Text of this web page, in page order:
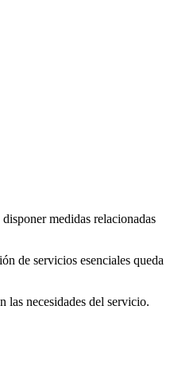
medidas relacionadas
de servicios esenciales queda
las necesidades del servicio.